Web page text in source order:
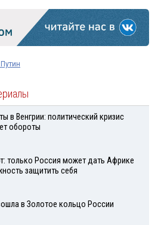
в Венгрии: политический кризис
обороты
только Россия может дать Африке
защитить себя
в Золотое кольцо России